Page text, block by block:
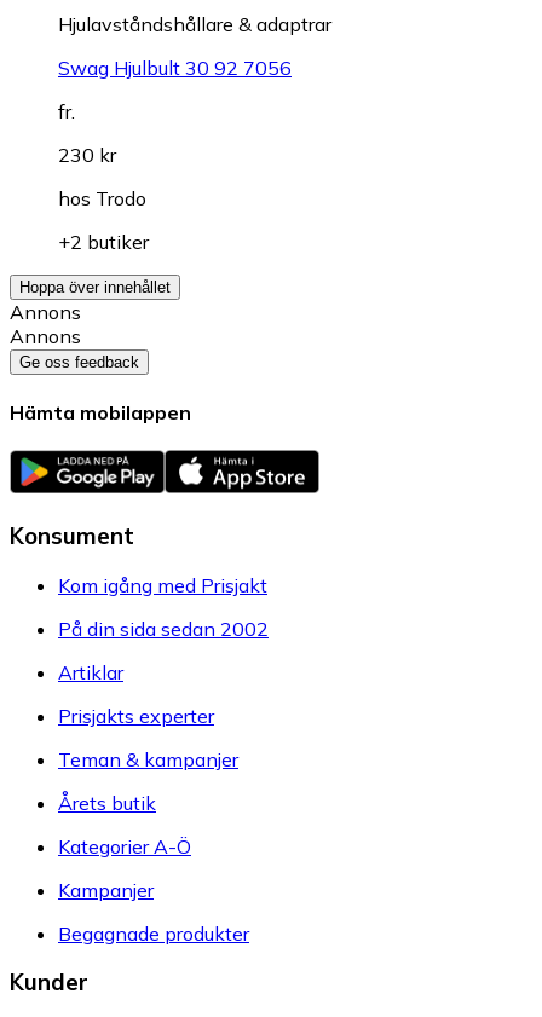
Hjulavståndshållare & adaptrar
Swag Hjulbult 30 92 7056
fr.
230 kr
hos Trodo
+2 butiker
Hoppa över innehållet
Annons
Annons
Ge oss feedback
Hämta mobilappen
Konsument
Kom igång med Prisjakt
På din sida sedan 2002
Artiklar
Prisjakts experter
Teman & kampanjer
Årets butik
Kategorier A-Ö
Kampanjer
Begagnade produkter
Kunder